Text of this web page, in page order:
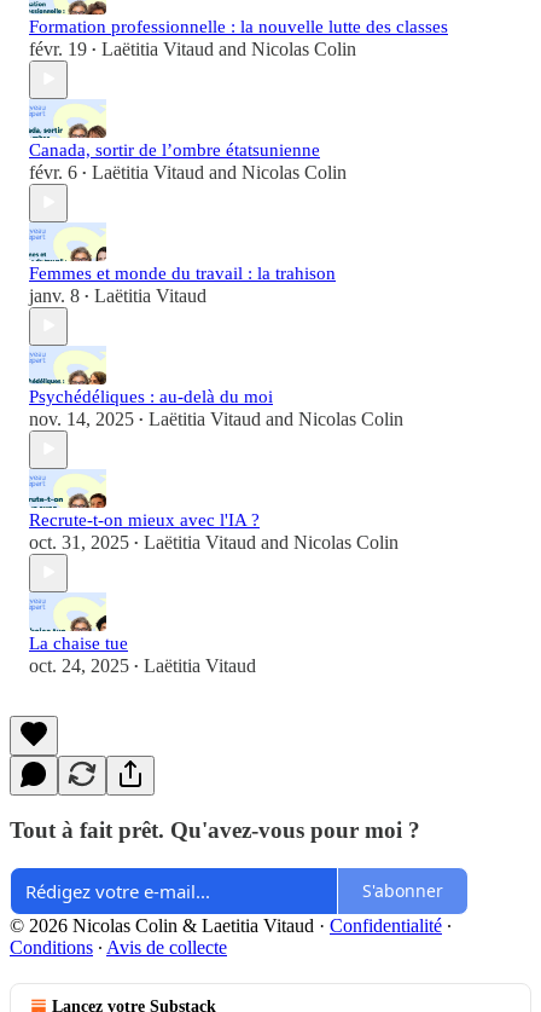
Formation professionnelle : la nouvelle lutte des classes
févr. 19 • Laëtitia Vitaud and Nicolas Colin
Canada, sortir de l’ombre étatsunienne
févr. 6 • Laëtitia Vitaud and Nicolas Colin
Femmes et monde du travail : la trahison
janv. 8 • Laëtitia Vitaud
Psychédéliques : au-delà du moi
nov. 14, 2025 • Laëtitia Vitaud and Nicolas Colin
Recrute-t-on mieux avec l'IA ?
oct. 31, 2025 • Laëtitia Vitaud and Nicolas Colin
La chaise tue
oct. 24, 2025 • Laëtitia Vitaud
Tout à fait prêt. Qu'avez-vous pour moi ?
S'abonner
© 2026 Nicolas Colin & Laetitia Vitaud · Confidentialité ∙
Conditions ∙ Avis de collecte
Lancez votre Substack